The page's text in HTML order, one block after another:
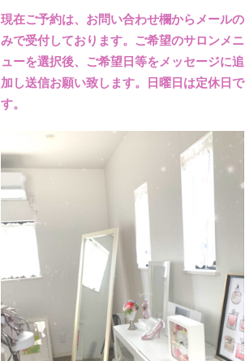
現在ご予約は、お問い合わせ欄からメールの
みで受付しております。ご希望のサロンメニ
ューを選択後、ご希望日等をメッセージに追
加し送信お願い致します。日曜日は定休日で
す。